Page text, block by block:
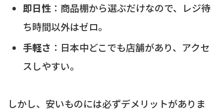
即日性 ：商品棚から選ぶだけなので、レジ待
ち時間以外はゼロ。
手軽さ ：日本中どこでも店舗があり、アクセ
スしやすい。
しかし、安いものには必ずデメリットがありま